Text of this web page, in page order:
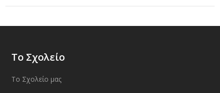
Το Σχολείο
Το Σχολείο μας